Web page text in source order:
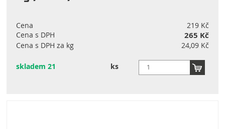
Cena
219 Kč
Cena s DPH
265 Kč
Cena s DPH za kg 24,09 Kč
skladem 21 ks